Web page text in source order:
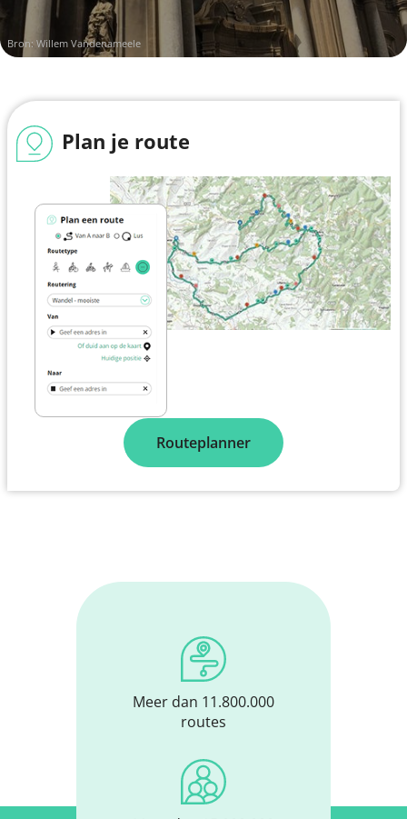
Bron: Willem Vandenameele
Plan je route
Routeplanner
Meer dan 11.800.000
routes